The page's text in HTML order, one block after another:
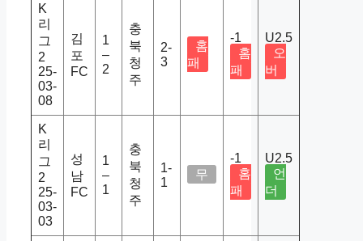
K
리
그
2
25-
03-
08
김
포
FC
1
–
2
충
북
청
주
2-
3
홈
패
-1
홈
패
U2.5
오
버
K
리
그
2
25-
03-
03
성
남
FC
1
–
1
충
북
청
주
1-
1
무
-1
홈
패
U2.5
언
더